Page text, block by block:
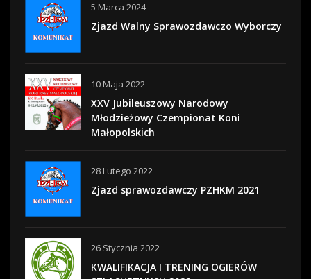
5 Marca 2024
Zjazd Walny Sprawozdawczo Wyborczy
10 Maja 2022
XXV Jubileuszowy Narodowy
Młodzieżowy Czempionat Koni
Małopolskich
28 Lutego 2022
Zjazd sprawozdawczy PZHKM 2021
26 Stycznia 2022
KWALIFIKACJA I TRENING OGIERÓW